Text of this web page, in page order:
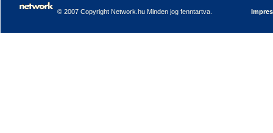
© 2007 Copyright Network.hu Minden jog fenntartva.